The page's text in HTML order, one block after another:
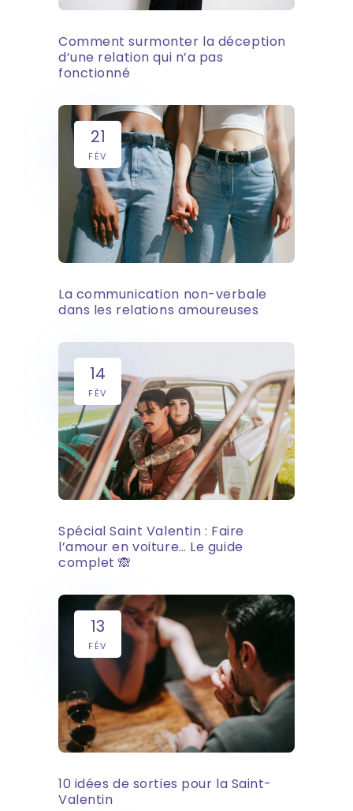
Comment surmonter la déception
d’une relation qui n’a pas
fonctionné
21
FÉV
La communication non-verbale
dans les relations amoureuses
14
FÉV
Spécial Saint Valentin : Faire
l’amour en voiture… Le guide
complet 🙈
13
FÉV
10 idées de sorties pour la Saint-
Valentin